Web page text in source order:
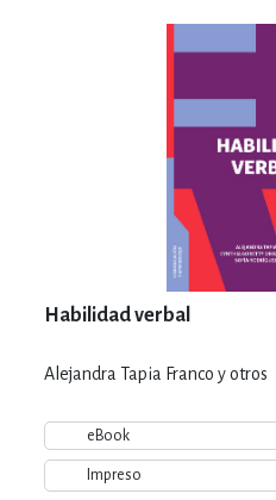
Habilidad verbal
Alejandra Tapia Franco y otros
eBook
Impreso